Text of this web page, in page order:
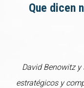
Que dicen
David Benowitz
estratégicos y